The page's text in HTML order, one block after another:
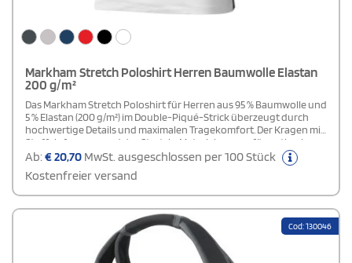
Markham Stretch Poloshirt Herren Baumwolle Elastan
200 g/m²
Das Markham Stretch Poloshirt für Herren aus 95 % Baumwolle und
5 % Elastan (200 g/m²) im Double-Piqué-Strick überzeugt durch
hochwertige Details und maximalen Tragekomfort. Der Kragen mit
Stoffeinfassung und das Stretch-Material sorgen für optimale
Bewegungsfreiheit und eine perfekte Passform.Rückstich-Details
Knopfleiste mit gravierten Ton-in-Ton-Knöpfen das Design
stilvoll abrundet. Kontrastfarbige V-Einsätze an den Seitennähten
und der kontrastfarbige Halbmond im Nackenbereich setzen
modische Akzente. Das Satin-Nackenband und das Transfer-
Hauptlabel bieten etikettfreien Komfort ohne Hautirritationen.
Dank zahlreicher Druckoptionen lässt sich Ihr Logo wirkungsvoll
auf dem Shirt platzieren.
Ab:€20,70 MwSt. ausgeschlossen per 100 Stück
Kostenfreier versand
Cod: 130046